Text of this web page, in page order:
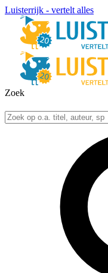
Luisterrijk - vertelt alles
Zoek